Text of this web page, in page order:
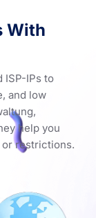
With
ISP-IPs to
and low
help you
restrictions.